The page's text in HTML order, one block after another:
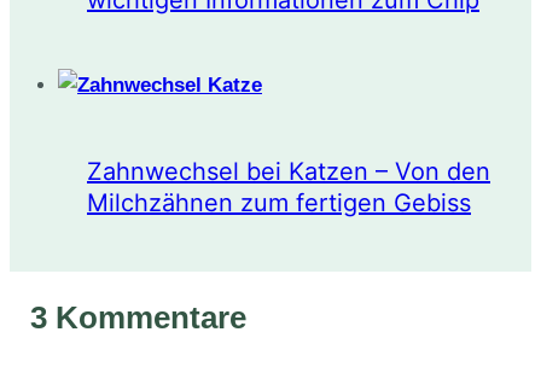
Zahnwechsel bei Katzen – Von den
Milchzähnen zum fertigen Gebiss
3 Kommentare